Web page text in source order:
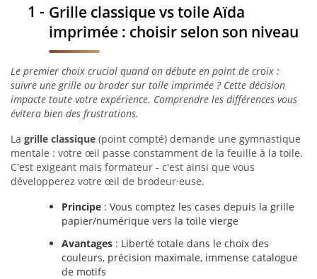
Grille classique vs toile Aïda
imprimée : choisir selon son niveau
Le premier choix crucial quand on débute en point de croix :
suivre une grille ou broder sur toile imprimée ? Cette décision
impacte toute votre expérience. Comprendre les différences vous
évitera bien des frustrations.
La grille classique (point compté) demande une gymnastique
mentale : votre œil passe constamment de la feuille à la toile.
C'est exigeant mais formateur - c'est ainsi que vous
développerez votre œil de brodeur·euse.
Principe : Vous comptez les cases depuis la grille
papier/numérique vers la toile vierge
Avantages : Liberté totale dans le choix des
couleurs, précision maximale, immense catalogue
de motifs